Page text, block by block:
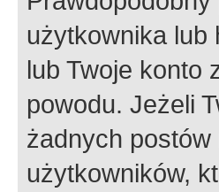
użytkownika lub
lub Twoje konto
powodu. Jeżeli
żadnych
użytkowników,